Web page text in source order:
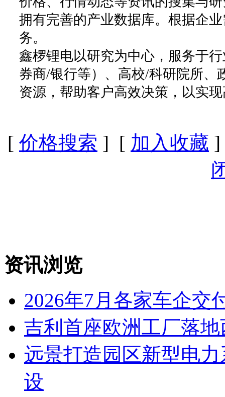
拥有完善的产业数据库。根据企
务。
鑫椤锂电以研究为中心，服务于
券商/银行等）、高校/科研院所、
资源，帮助客户高效决策，以实
[ 价格搜索 ] [ 加入收藏
资讯浏览
2026年7月各家车企交
吉利首座欧洲工厂落
远景打造园区新型电
设